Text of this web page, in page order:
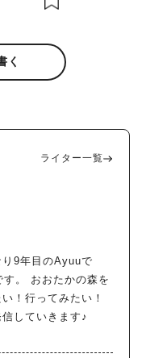
く
ライター一覧
9年目のAyuuで
。 おおたかの森を
！行ってみたい！
していきます♪